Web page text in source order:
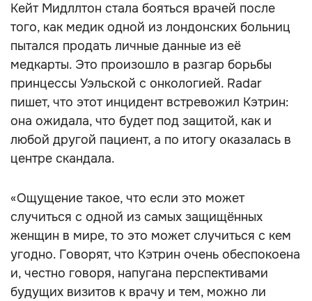
Кейт Мидллтон стала бояться врачей после
того, как медик одной из лондонских больниц
пытался продать личные данные из её
медкарты. Это произошло в разгар борьбы
принцессы Уэльской с онкологией. Radar
пишет, что этот инцидент встревожил Кэтрин:
она ожидала, что будет под защитой, как и
любой другой пациент, а по итогу оказалась в
центре скандала.
«Ощущение такое, что если это может
случиться с одной из самых защищённых
женщин в мире, то это может случиться с кем
угодно. Говорят, что Кэтрин очень обеспокоена
и, честно говоря, напугана перспективами
будущих визитов к врачу и тем, можно ли